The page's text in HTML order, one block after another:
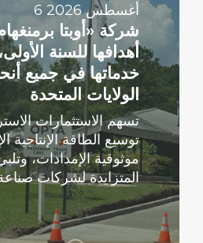
6 أغسطس 2026
شركة «أوبتا
أهدافها للسنة
خدماتها في جميع
الولايات المتحدة
تسهم الاستثمارات
توسيع الطاقة الإنتاجية
موثوقية الإمدادات،
المتزايدة لشركات